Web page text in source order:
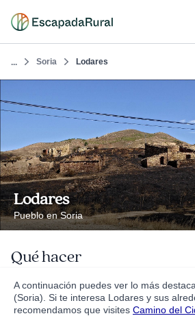
... Soria Lodares
Lodares
Pueblo en Soria
Qué hacer
A continuación puedes ver lo más
(Soria). Si te interesa Lodares y sus
recomendamos que visites Camino del